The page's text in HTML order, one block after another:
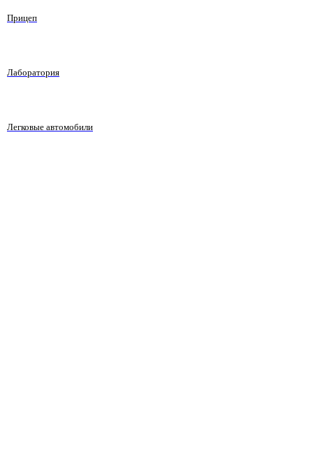
Прицеп
Лаборатория
Легковые автомобили